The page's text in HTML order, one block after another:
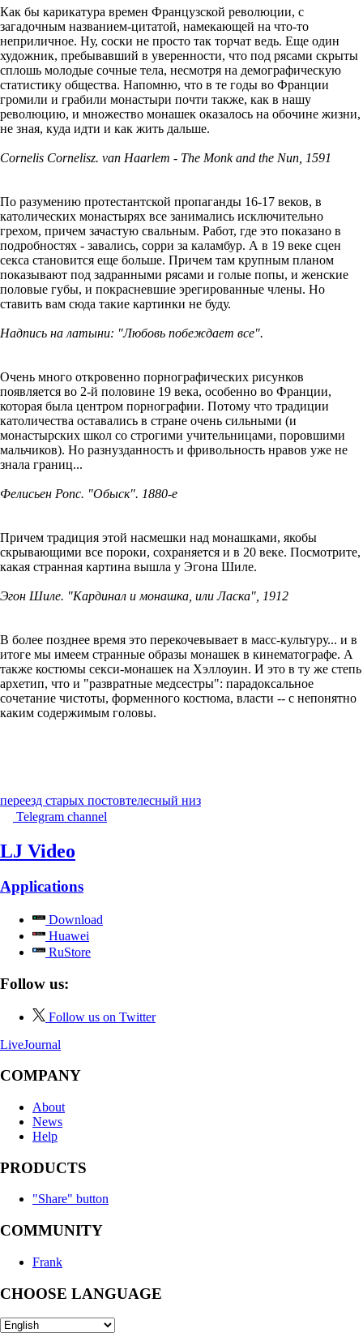
Как бы карикатура времен Французской революции, с
загадочным названием-цитатой, намекающей на что-то
неприличное. Ну, соски не просто так торчат ведь. Еще один
художник, пребывавший в уверенности, что под рясами скрыты
сплошь молодые сочные тела, несмотря на демографическую
статистику общества. Напомню, что в те годы во Франции
громили и грабили монастыри почти также, как в нашу
революцию, и множество монашек оказалось на обочине жизни,
не зная, куда идти и как жить дальше.
Cornelis Cornelisz. van Haarlem - The Monk and the Nun, 1591
По разумению протестантской пропаганды 16-17 веков, в
католических монастырях все занимались исключительно
грехом, причем зачастую свальным. Работ, где это показано в
подробностях - завались, сорри за каламбур. А в 19 веке сцен
секса становится еще больше. Причем там крупным планом
показывают под задранными рясами и голые попы, и женские
половые губы, и покрасневшие эрегированные члены. Но
ставить вам сюда такие картинки не буду.
Надпись на латыни: "Любовь побеждает все".
Очень много откровенно порнографических рисунков
появляется во 2-й половине 19 века, особенно во Франции,
которая была центром порнографии. Потому что традиции
католичества оставались в стране очень сильными (и
монастырских школ со строгими учительницами, поровшими
мальчиков). Но разнузданность и фривольность нравов уже не
знала границ...
Фелисьен Ропс. "Обыск". 1880-е
Причем традиция этой насмешки над монашками, якобы
скрывающими все пороки, сохраняется и в 20 веке. Посмотрите,
какая странная картина вышла у Эгона Шиле.
Эгон Шиле. "Кардинал и монашка, или Ласка", 1912
В более позднее время это перекочевывает в масс-культуру... и в
итоге мы имеем странные образы монашек в кинематографе. А
также костюмы секси-монашек на Хэллоуин. И это в ту же степь
архетип, что и "развратные медсестры": парадоксальное
сочетание чистоты, форменного костюма, власти -- с непонятно
каким содержимым головы.
переезд старых постовтелесный низ
Telegram channel
LJ Video
Applications
Download
Huawei
RuStore
Follow us:
Follow us on Twitter
LiveJournal
COMPANY
About
News
Help
PRODUCTS
"Share" button
COMMUNITY
Frank
CHOOSE LANGUAGE